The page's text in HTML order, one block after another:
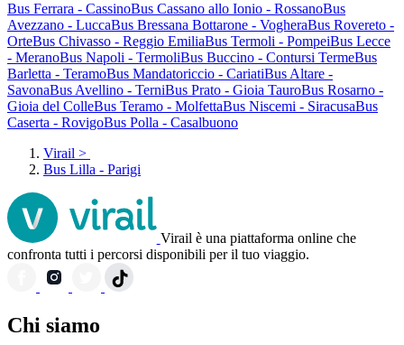
Bus Ferrara - CassinoBus Cassano allo Ionio - RossanoBus
Avezzano - LuccaBus Bressana Bottarone - VogheraBus Rovereto -
OrteBus Chivasso - Reggio EmiliaBus Termoli - PompeiBus Lecce
- MeranoBus Napoli - TermoliBus Buccino - Contursi TermeBus
Barletta - TeramoBus Mandatoriccio - CariatiBus Altare -
SavonaBus Avellino - TerniBus Prato - Gioia TauroBus Rosarno -
Gioia del ColleBus Teramo - MolfettaBus Niscemi - SiracusaBus
Caserta - RovigoBus Polla - Casalbuono
Virail >
Bus Lilla - Parigi
Virail è una piattaforma online che
confronta tutti i percorsi disponibili per il tuo viaggio.
Chi siamo